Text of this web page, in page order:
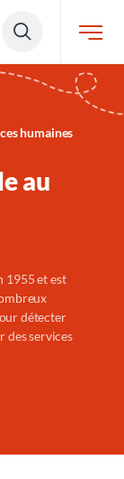
humaines
au
1955 et est
détecter
des services